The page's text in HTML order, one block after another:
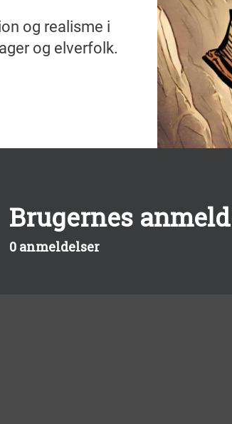
og realisme i
og elverfolk.
Brugernes
0 anmeldelser